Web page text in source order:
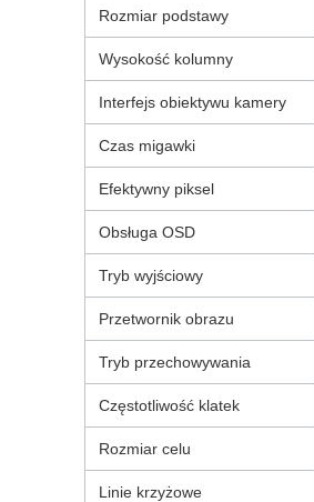
Rozmiar podstawy
Wysokość kolumny
Interfejs obiektywu kamery
Czas migawki
Efektywny piksel
Obsługa OSD
Tryb wyjściowy
Przetwornik obrazu
Tryb przechowywania
Częstotliwość klatek
Rozmiar celu
Linie krzyżowe